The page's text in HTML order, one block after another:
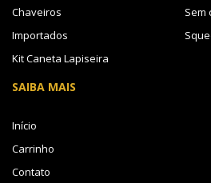
Chaveiros
Importados
Kit Caneta Lapiseira
Sem
SAIBA MAIS
Início
Carrinho
Contato